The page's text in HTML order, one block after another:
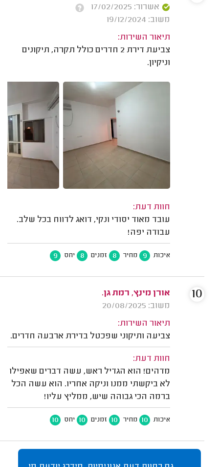
אשרור: 17/02/2025
משוב: 19/12/2024
תיאור השירות:
צביעת דירת 2 חדרים כולל תקרה, תיקונים
וניקיון.
חוות דעת:
עובד מאוד יסודי ונקי, דואג לדווח בכל שלב.
עבודה יפה!
איכות 9 מחיר 8 זמנים 8 יחס 9
אורן מינץ, רמת גן.
משוב: 20/08/2025
תיאור השירות:
צביעה ותיקוני שפכטל בדירת ארבעה חדרים.
חוות דעת:
מדהים! הוא הגדיל ראש, עשה דברים שאפילו
לא ביקשתי ממנו וניקה אחריו. הוא עשה הכל
ברמה הכי גבוהה שיש, ממליץ עליו!
איכות 10 מחיר 10 זמנים 10 יחס 10
10